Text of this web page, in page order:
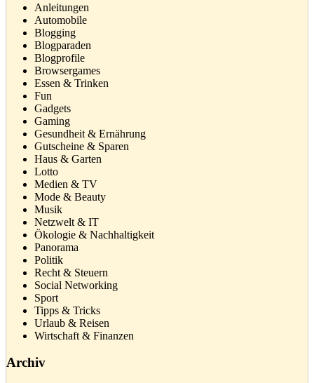
Anleitungen
Automobile
Blogging
Blogparaden
Blogprofile
Browsergames
Essen & Trinken
Fun
Gadgets
Gaming
Gesundheit & Ernährung
Gutscheine & Sparen
Haus & Garten
Lotto
Medien & TV
Mode & Beauty
Musik
Netzwelt & IT
Ökologie & Nachhaltigkeit
Panorama
Politik
Recht & Steuern
Social Networking
Sport
Tipps & Tricks
Urlaub & Reisen
Wirtschaft & Finanzen
Archiv